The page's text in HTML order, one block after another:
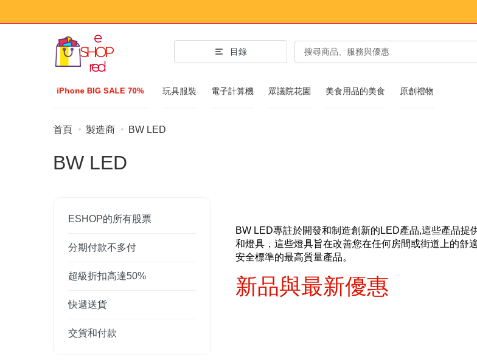
目錄
iPhone BIG SALE 70% 玩具服裝 電子計算機 眾議院花園 美食用品的美食 原創禮物
首頁 製造商 BW LED
BW LED
ESHOP的所有股票
分期付款不多付
超級折扣高達50%
快遞送貨
交貨和付款
BW LED專註於開發和制造創新的LED產品,這些產品
和燈具，這些燈具旨在改善您在任何房間或街道上的舒
安全標準的最高質量產品。
新品與最新優惠